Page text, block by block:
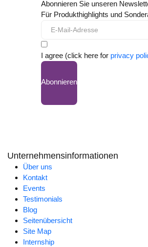
Abonnieren Sie unseren
Für Produkthighlights und
I agree (click here for privacy
Abonnieren
Unternehmensinformationen
Über uns
Kontakt
Events
Testimonials
Blog
Seitenübersicht
Site Map
Internship